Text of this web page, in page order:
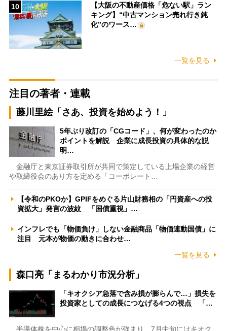
10
【大阪の不動産価格「危ない駅」ラン
キング】“中古マンション売れ行き鈍
化”のワース…
一覧を見る
注目の著者・連載
藤川里絵「さあ、投資を始めよう！」
5年ぶり改訂の「CGコード」、何が変わったのか
ポイントを解説 企業に成長投資の具体的な説
明…
金融庁と東京証券取引所が共同で策定している上場企業の経営
や取締役会のあり方を定める「コーポレート…
【令和のPKOか】GPIFをめぐる片山財務相の「円資産への投
資拡大」発言の波紋 「国債重視」…
インフレでも「物価負け」しない金融商品「物価連動国債」に
注目 元本が物価の動きに合わせ…
一覧を見る
森口亮「まるわかり市況分析」
「キオクシア急落で含み損が膨らんで…」損失を
投資家としての成長につなげる4つの視点 「…
半導体株を中心に相場の調整色が強まり、7月中旬にはキオク